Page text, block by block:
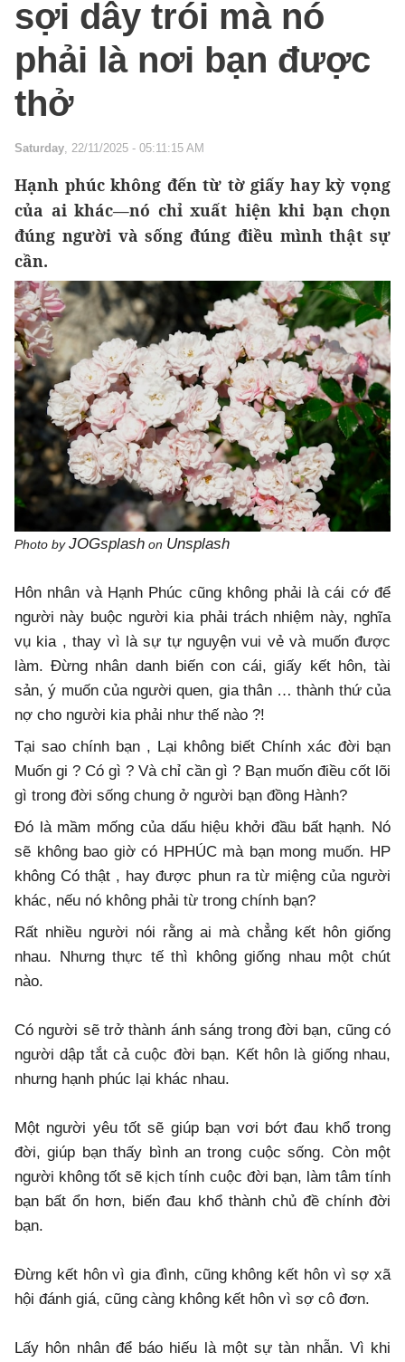
sợi dây trói mà nó
phải là nơi bạn được
thở
Saturday, 22/11/2025 - 05:11:15 AM
Hạnh phúc không đến từ tờ giấy hay kỳ vọng
của ai khác—nó chỉ xuất hiện khi bạn chọn
đúng người và sống đúng điều mình thật sự
cần.
Photo byJOGsplash on Unsplash
Hôn nhân và Hạnh Phúc cũng không phải là cái cớ để
người này buộc người kia phải trách nhiệm này, nghĩa
vụ kia , thay vì là sự tự nguyện vui vẻ và muốn được
làm. Đừng nhân danh biến con cái, giấy kết hôn, tài
sản, ý muốn của người quen, gia thân … thành thứ của
nợ cho người kia phải như thế nào ?!
Tại sao chính bạn , Lại không biết Chính xác đời bạn
Muốn gi ? Có gì ? Và chỉ cần gì ? Bạn muốn điều cốt lõi
gì trong đời sống chung ở người bạn đồng Hành?
Đó là mầm mống của dấu hiệu khởi đầu bất hạnh. Nó
sẽ không bao giờ có HPHÚC mà bạn mong muốn. HP
không Có thật , hay được phun ra từ miệng của người
khác, nếu nó không phải từ trong chính bạn?
Rất nhiều người nói rằng ai mà chẳng kết hôn giống
nhau. Nhưng thực tế thì không giống nhau một chút
nào.
Có người sẽ trở thành ánh sáng trong đời bạn, cũng có
người dập tắt cả cuộc đời bạn. Kết hôn là giống nhau,
nhưng hạnh phúc lại khác nhau.
Một người yêu tốt sẽ giúp bạn vơi bớt đau khổ trong
đời, giúp bạn thấy bình an trong cuộc sống. Còn một
người không tốt sẽ kịch tính cuộc đời bạn, làm tâm tính
bạn bất ổn hơn, biến đau khổ thành chủ đề chính đời
bạn.
Đừng kết hôn vì gia đình, cũng không kết hôn vì sợ xã
hội đánh giá, cũng càng không kết hôn vì sợ cô đơn.
Lấy hôn nhân để báo hiếu là một sự tàn nhẫn. Vì khi